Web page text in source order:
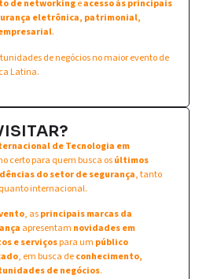
de networkingeacesso às principais
eletrônica, patrimonial,
.
de negócios no maior evento de
Latina.
de Tecnologia em
certo para quem busca osúltimos
do setor de segurança, tanto
internacional.
, asprincipais marcas da
apresentam novidades em
e serviçospara um público
, em busca deconhecimento,
de negócios.